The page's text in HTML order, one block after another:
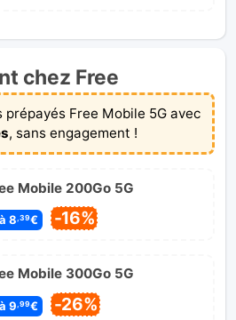
chez Free
prépayés Free Mobile 5G avec
, sans engagement !
Mobile 200Go 5G
8,39€ -16%
Mobile 300Go 5G
9 ,99€ -26%